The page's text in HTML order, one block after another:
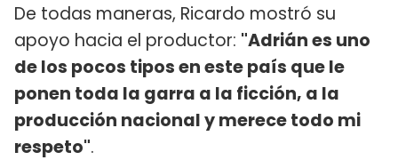
De todas maneras, Ricardo mostró su
apoyo hacia el productor: "Adrián es uno
de los pocos tipos en este país que le
ponen toda la garra a la ficción, a la
producción nacional y merece todo mi
respeto".